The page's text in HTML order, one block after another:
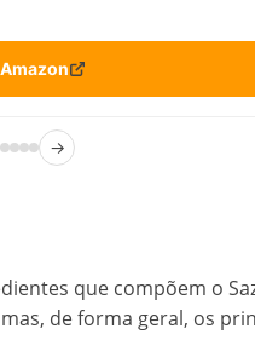
→
que compõem o
de forma geral, os